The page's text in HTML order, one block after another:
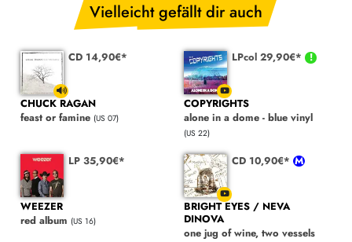
Vielleicht gefällt dir auch
CD 14,90€*
CHUCK RAGAN
feast or famine (US 07)
LPcol 29,90€*
COPYRIGHTS
alone in a dome - blue vinyl
(US 22)
LP 35,90€*
WEEZER
red album (US 16)
CD 10,90€*
BRIGHT EYES / NEVA
DINOVA
one jug of wine, two vessels